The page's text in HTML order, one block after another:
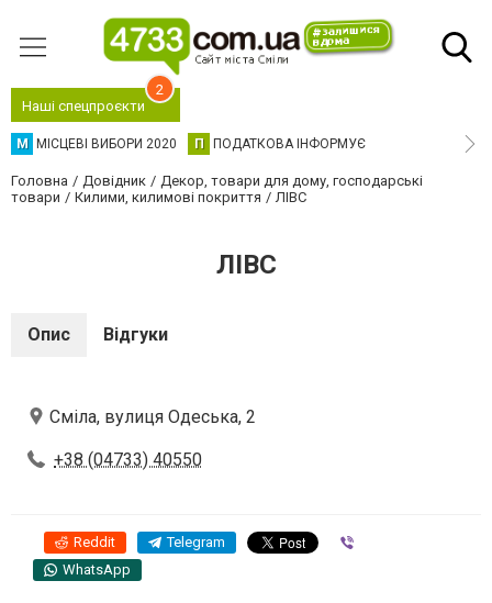
Наші спецпроєкти
2
М МІСЦЕВІ ВИБОРИ 2020 П ПОДАТКОВА ІНФОРМУЄ
Головна Довідник
Декор, товари для дому, господарські
товари
Килими, килимові покриття ЛІВС
ЛІВС
Опис Відгуки
Сміла, вулиця Одеська, 2
+38 (04733) 40550
Reddit Telegram
WhatsApp